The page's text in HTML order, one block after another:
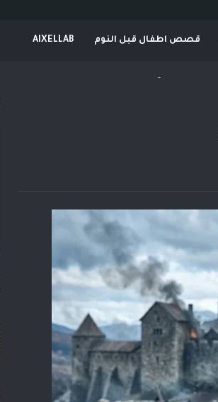
قصص اطفال قبل النوم AIXELLAB
-